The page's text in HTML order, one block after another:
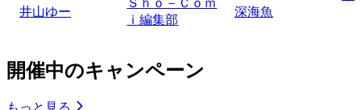
井山ゆー
Ｓｈｏ－Ｃｏｍ
ｉ編集部
深海魚
開催中のキャンペーン
もっと見る